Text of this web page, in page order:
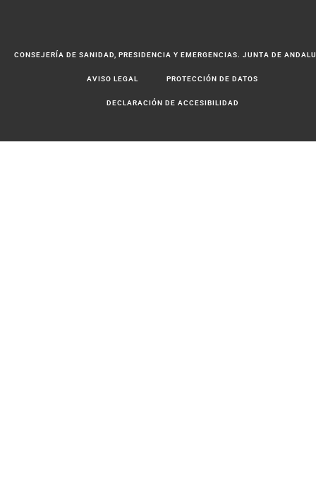
CONSEJERÍA DE SANIDAD, PRESIDENCIA Y EMERGENCIAS. JUNTA DE
AVISO LEGAL PROTECCIÓN DE DATOS
DECLARACIÓN DE ACCESIBILIDAD